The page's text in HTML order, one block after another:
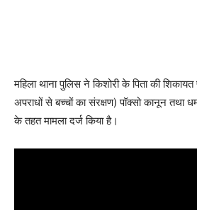
महिला थाना पुलिस ने किशोरी के पिता की
अपराधों से बच्चों का संरक्षण) पॉक्सो कानून तथा
के तहत मामला दर्ज किया है।